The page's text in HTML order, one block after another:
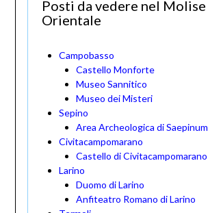
Posti da vedere nel Molise
Orientale
Campobasso
Castello Monforte
Museo Sannitico
Museo dei Misteri
Sepino
Area Archeologica di Saepinum
Civitacampomarano
Castello di Civitacampomarano
Larino
Duomo di Larino
Anfiteatro Romano di Larino